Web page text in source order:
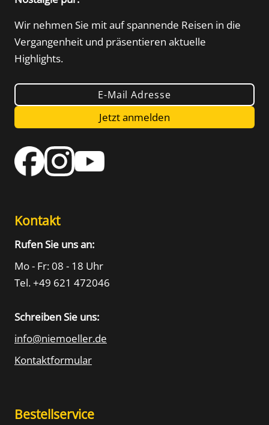
Wir nehmen Sie mit auf spannende Reisen in die
Vergangenheit und präsentieren aktuelle
Highlights.
E-Mail Adresse
Jetzt anmelden
Kontakt
Rufen Sie uns an:
Mo - Fr: 08 - 18 Uhr
Tel. +49 621 472046
Schreiben Sie uns:
info@niemoeller.de
Kontaktformular
Bestellservice